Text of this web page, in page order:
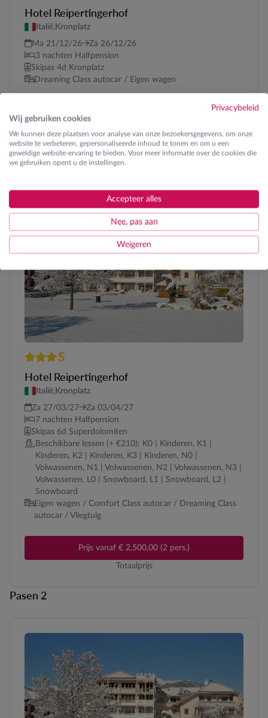
Privacybeleid
Wij gebruiken cookies
We kunnen deze plaatsen voor analyse van onze bezoekersgegevens, om onze
website te verbeteren, gepersonaliseerde inhoud te tonen en om u een
geweldige website-ervaring te bieden. Voor meer informatie over de cookies die
we gebruiken opent u de instellingen.
Accepteer alles
Nee, pas aan
Weigeren
Hotel Reipertingerhof
Italië, Kronplatz
Ma 21/12/26
Za 26/12/26
3 nachten Halfpension
Skipas 4d Kronplatz
Dreaming Class autocar / Eigen wagen
Totaalprijs
Pasen 1
3 sterren Superior
S
Hotel Reipertingerhof
Italië,Kronplatz
Za 27/03/27
Za 03/04/27
7 nachten Halfpension
Skipas 6d Superdolomiten
Beschikbare lessen (+ €210): K0 | Kinderen, K1 |
Kinderen, K2 | Kinderen, K3 | Kinderen, N0 |
Volwassenen, N1 | Volwassenen, N2 | Volwassenen, N3 |
Volwassenen, L0 | Snowboard, L1 | Snowboard, L2 |
Snowboard
Eigen wagen / Comfort Class autocar / Dreaming Class
autocar / Vliegtuig
Prijs vanaf € 2.500,00 (2 pers.)
Totaalprijs
Pasen 2